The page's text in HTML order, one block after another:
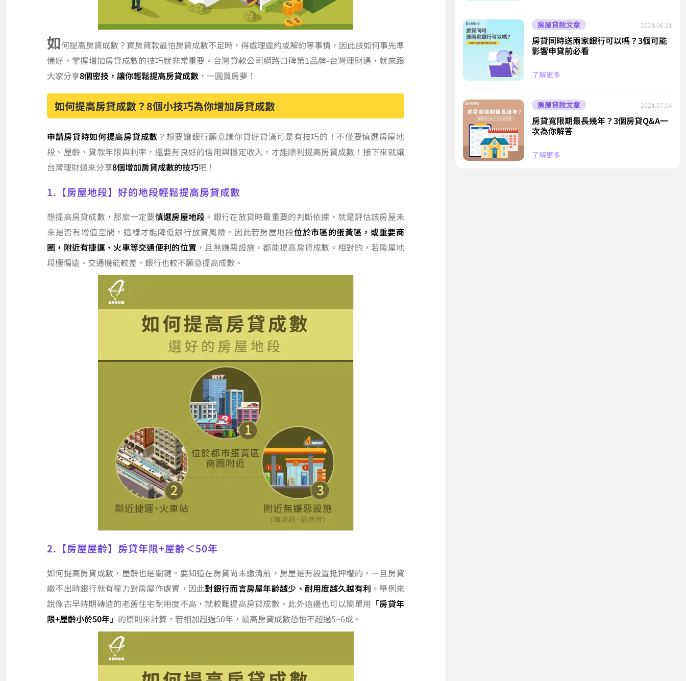
如何提高房貸成數？買房貸款最怕房貸成數不足時，得處理違約或解約等事情，因此該如何事先準
備好，掌握增加房貸成數的技巧就非常重要。台灣貸款公司網路口碑第1品牌-台灣理財通，就來跟
大家分享8個密技，讓你輕鬆提高房貸成數 ，一圓買房夢！
如何提高房貸成數？8個小技巧為你增加房貸成數
申請房貸時如何提高房貸成數 ？想要讓銀行願意讓你貸好貸滿可是有技巧的！不僅要慎選房屋地
段、屋齡、貸款年限與利率，還要有良好的信用與穩定收入，才能順利提高房貸成數！接下來就讓
台灣理財通來分享8個增加房貸成數的技巧吧！
1.【房屋地段】好的地段輕鬆提高房貸成數
想提高房貸成數，那麼一定要慎選房屋地段 。銀行在放貸時最重要的判斷依據，就是評估該房屋未
來是否有增值空間，這樣才能降低銀行放貸風險。因此若房屋地段位於市區的蛋黃區，或重要商
圈，附近有捷運、火車等交通便利的位置 ，且無嫌惡設施，都能提高房貸成數。相對的，若房屋地
段極偏遠、交通機能較差，銀行也較不願意提高成數。
2.【房屋屋齡】房貸年限+屋齡＜50年
如何提高房貸成數，屋齡也是關鍵。要知道在房貸尚未繳清前，房屋是有設置抵押權的，一旦房貸
繳不出時銀行就有權力對房屋作處置，因此對銀行而言房屋年齡越少、耐用度越久越有利 。舉例來
說像古早時期磚造的老舊住宅耐用度不高，就較難提高房貸成數。此外這邊也可以簡單用 「房貸年
限+屋齡小於50年」 的原則來計算，若相加超過50年，最高房貸成數恐怕不超過5~6成。
房屋貸款文章 2024.06.21
房貸同時送兩家銀行可以嗎？3個可能
影響申貸前必看
了解更多
房屋貸款文章 2024.07.04
房貸寬限期最長幾年？3個房貸Q&A一
次為你解答
了解更多